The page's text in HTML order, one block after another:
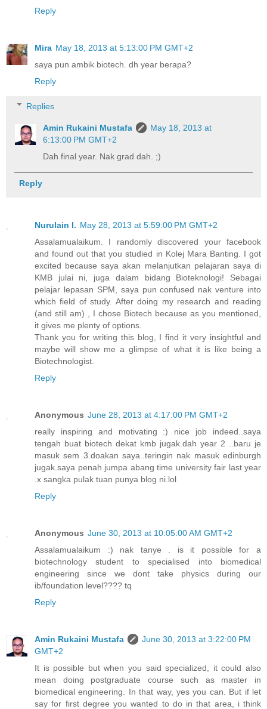
Reply
Mira May 18, 2013 at 5:13:00 PM GMT+2
saya pun ambik biotech. dh year berapa?
Reply
Replies
Amin Rukaini Mustafa
May 18, 2013 at
6:13:00 PM GMT+2
Dah final year. Nak grad dah. ;)
Reply
Nurulain I. May 28, 2013 at 5:59:00 PM GMT+2
Assalamualaikum. I randomly discovered your facebook
and found out that you studied in Kolej Mara Banting. I got
excited because saya akan melanjutkan pelajaran saya di
KMB julai ni, juga dalam bidang Bioteknologi! Sebagai
pelajar lepasan SPM, saya pun confused nak venture into
which field of study. After doing my research and reading
(and still am) , I chose Biotech because as you mentioned,
it gives me plenty of options.
Thank you for writing this blog, I find it very insightful and
maybe will show me a glimpse of what it is like being a
Biotechnologist.
Reply
Anonymous June 28, 2013 at 4:17:00 PM GMT+2
really inspiring and motivating :) nice job indeed..saya
tengah buat biotech dekat kmb jugak.dah year 2 ..baru je
masuk sem 3.doakan saya..teringin nak masuk edinburgh
jugak.saya penah jumpa abang time university fair last year
.x sangka pulak tuan punya blog ni.lol
Reply
Anonymous June 30, 2013 at 10:05:00 AM GMT+2
Assalamualaikum :) nak tanye . is it possible for a
biotechnology student to specialised into biomedical
engineering since we dont take physics during our
ib/foundation level???? tq
Reply
Amin Rukaini Mustafa
June 30, 2013 at 3:22:00 PM
GMT+2
It is possible but when you said specialized, it could also
mean doing postgraduate course such as master in
biomedical engineering. In that way, yes you can. But if let
say for first degree you wanted to do in that area, i think